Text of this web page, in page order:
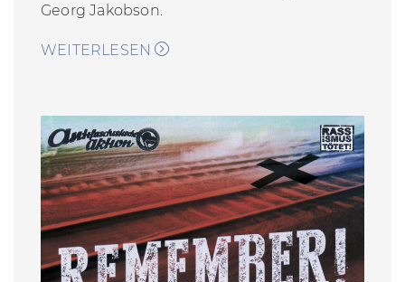
Georg Jakobson.
WEITERLESEN